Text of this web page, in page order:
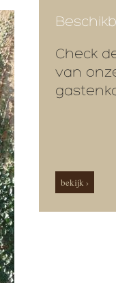
Check
van
bekijk ›